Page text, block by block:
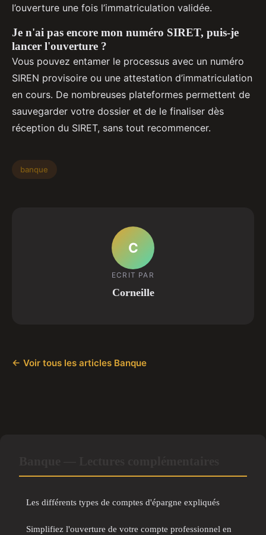
l’ouverture une fois l’immatriculation validée.
Je n'ai pas encore mon numéro SIRET, puis-je
lancer l'ouverture ?
Vous pouvez entamer le processus avec un numéro
SIREN provisoire ou une attestation d’immatriculation
en cours. De nombreuses plateformes permettent de
sauvegarder votre dossier et de le finaliser dès
réception du SIRET, sans tout recommencer.
banque
C
ECRIT PAR
Corneille
← Voir tous les articles Banque
Les différents types de comptes d'épargne expliqués
Simplifiez l'ouverture de votre compte professionnel en